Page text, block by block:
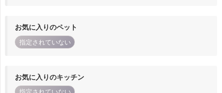
お気に入りのペット
指定されていない
お気に入りのキッチン